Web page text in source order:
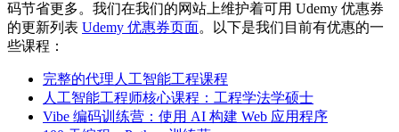
码节省更多。我们在我们的网站上维护着可用 Udemy 优惠券
的更新列表 Udemy 优惠券页面。以下是我们目前有优惠的一
些课程：
完整的代理人工智能工程课程
人工智能工程师核心课程：工程学法学硕士
Vibe 编码训练营：使用 AI 构建 Web 应用程序